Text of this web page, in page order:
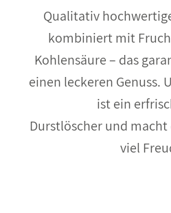
Qualitativ
kombiniert mit
Kohlensäure – das
einen leckeren Genuss.
ist ein
Durstlöscher und macht
viel